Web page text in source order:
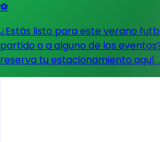
⚽
¿Estás listo para este verano
partido o a alguno de los
reserva tu estacionamiento aquí. .